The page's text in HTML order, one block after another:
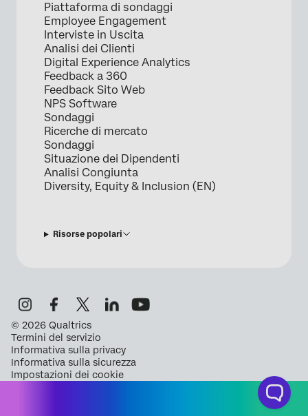
Piattaforma di sondaggi
Employee Engagement
Interviste in Uscita
Analisi dei Clienti
Digital Experience Analytics
Feedback a 360
Feedback Sito Web
NPS Software
Sondaggi
Ricerche di mercato
Sondaggi
Situazione dei Dipendenti
Analisi Congiunta
Diversity, Equity & Inclusion (EN)
Risorse popolari
© 2026 Qualtrics
Termini del servizio
Informativa sulla privacy
Informativa sulla sicurezza
Impostazioni dei cookie